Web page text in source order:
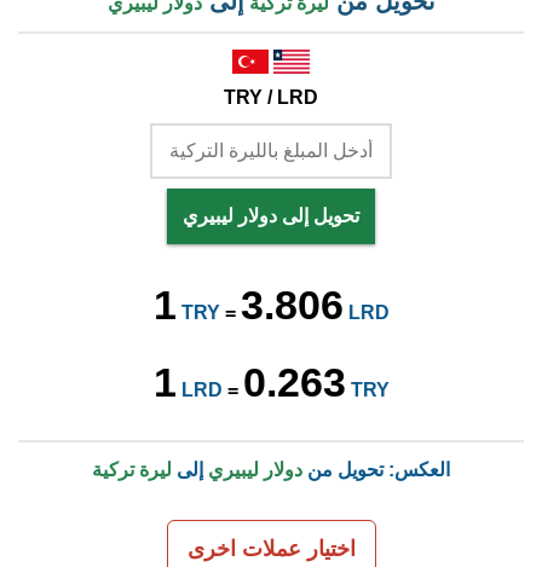
TRY / LRD
تحويل إلى دولار ليبيري
1 TRY= 3.806 LRD
1 LRD = 0.263 TRY
العكس: تحويل من دولار ليبيري إلى ليرة تركية
اختيار عملات اخرى